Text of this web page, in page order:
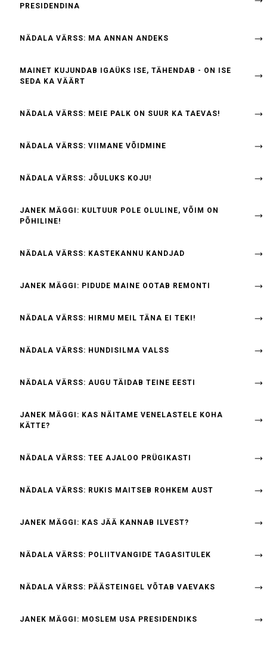
PRESIDENDINA
NÄDALA VÄRSS: MA ANNAN ANDEKS
MAINET KUJUNDAB IGAÜKS ISE, TÄHENDAB - ON ISE
SEDA KA VÄÄRT
NÄDALA VÄRSS: MEIE PALK ON SUUR KA TAEVAS!
NÄDALA VÄRSS: VIIMANE VÕIDMINE
NÄDALA VÄRSS: JÕULUKS KOJU!
JANEK MÄGGI: KULTUUR POLE OLULINE, VÕIM ON
PÕHILINE!
NÄDALA VÄRSS: KASTEKANNU KANDJAD
JANEK MÄGGI: PIDUDE MAINE OOTAB REMONTI
NÄDALA VÄRSS: HIRMU MEIL TÄNA EI TEKI!
NÄDALA VÄRSS: HUNDISILMA VALSS
NÄDALA VÄRSS: AUGU TÄIDAB TEINE EESTI
JANEK MÄGGI: KAS NÄITAME VENELASTELE KOHA
KÄTTE?
NÄDALA VÄRSS: TEE AJALOO PRÜGIKASTI
NÄDALA VÄRSS: RUKIS MAITSEB ROHKEM AUST
JANEK MÄGGI: KAS JÄÄ KANNAB ILVEST?
NÄDALA VÄRSS: POLIITVANGIDE TAGASITULEK
NÄDALA VÄRSS: PÄÄSTEINGEL VÕTAB VAEVAKS
JANEK MÄGGI: MOSLEM USA PRESIDENDIKS